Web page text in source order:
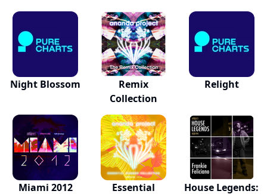
Night Blossom
Remix
Collection
Relight
Miami 2012
Essential
House Legends: